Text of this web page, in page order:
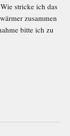
stricke ich das
zusammen
bitte ich zu